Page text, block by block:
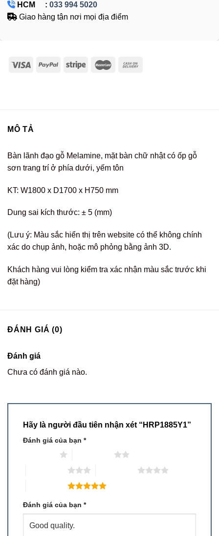
HCM : 033 994 5020
Giao hàng tận nơi mọi địa điểm
MÔ TẢ
Bàn lãnh đạo gỗ Melamine, mặt bàn chữ nhật có ốp gỗ
sơn trang trí ở phía dưới, yếm tôn
KT: W1800 x D1700 x H750 mm
Dung sai kích thước: ± 5 (mm)
(Lưu ý: Màu sắc hiển thị trên website có thể không chính
xác do chụp ảnh, hoặc mô phỏng bằng ảnh 3D.
Khách hàng vui lòng kiểm tra xác nhận màu sắc trước khi
đặt hàng)
ĐÁNH GIÁ (0)
Đánh giá
Chưa có đánh giá nào.
Hãy là người đầu tiên nhận xét “HRP1885Y1”
Đánh giá của bạn *
Đánh giá của bạn *